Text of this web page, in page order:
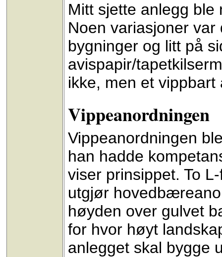
Mitt sjette anlegg
Noen variasjoner
bygninger og litt på
avispapir/
ikke, men et
Vippeanordningen
Vippeanordningen
han hadde
viser prinsippet. To
utgjør
høyden over gulvet
for hvor høyt
anlegget skal bygge